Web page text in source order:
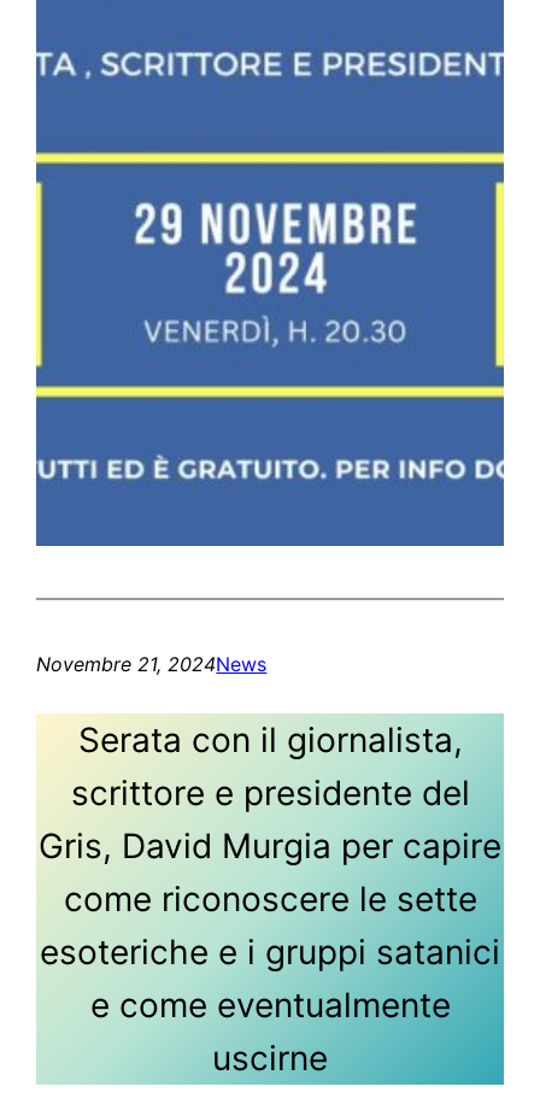
Novembre 21, 2024News
Serata con il giornalista,
scrittore e presidente del
Gris, David Murgia per capire
come riconoscere le sette
esoteriche e i gruppi satanici
e come eventualmente
uscirne